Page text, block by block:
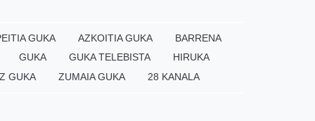
GUKA AZKOITIA GUKA
BARRENA
GUKA
GUKA TELEBISTA
HIRUKA
GUKA
ZUMAIA GUKA 28 KANALA